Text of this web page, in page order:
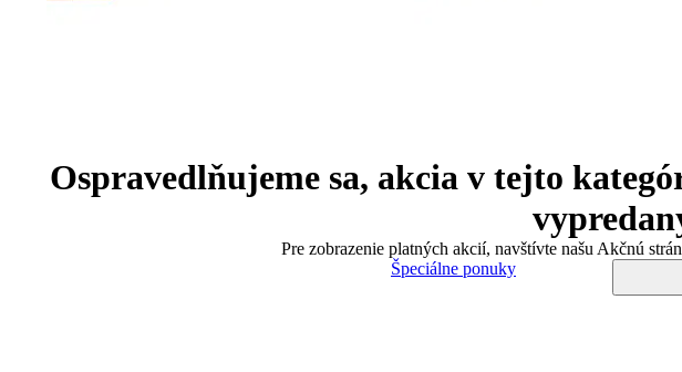
Ospravedlňujeme sa, akcia v tejto
Pre zobrazenie platných akcií, navštívte našu Akčnú
Špeciálne ponuky